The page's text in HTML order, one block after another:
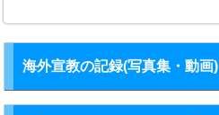
海外宣教の記録(写真集・動画)